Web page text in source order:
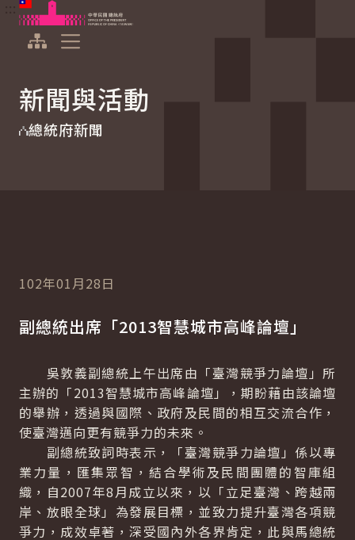
跳到主要內容
中華民國總統府
新聞與活動
總統府新聞
102年01月28日
副總統出席「2013智慧城市高峰論壇」
吳敦義副總統上午出席由「臺灣競爭力論壇」所
主辦的「2013智慧城市高峰論壇」，期盼藉由該論壇
的舉辦，透過與國際、政府及民間的相互交流合作，
使臺灣邁向更有競爭力的未來。
副總統致詞時表示，「臺灣競爭力論壇」係以專
業力量，匯集眾智，結合學術及民間團體的智庫組
織，自2007年8月成立以來，以「立足臺灣、跨越兩
岸、放眼全球」為發展目標，並致力提升臺灣各項競
爭力，成效卓著，深受國內外各界肯定，此與馬總統